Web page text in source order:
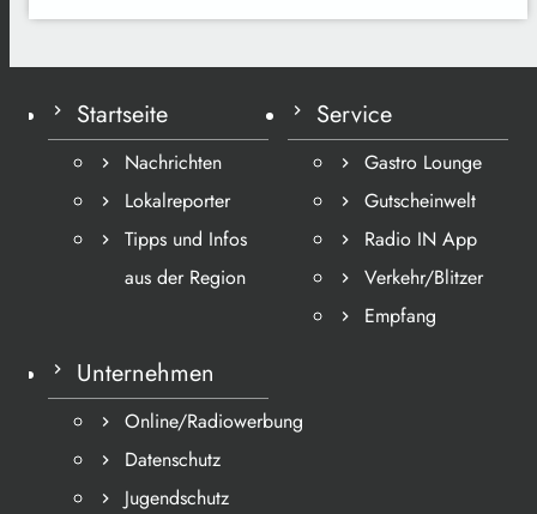
Startseite
Nachrichten
Lokalreporter
Tipps und Infos
aus der Region
Service
Gastro Lounge
Gutscheinwelt
Radio IN App
Verkehr/Blitzer
Empfang
Unternehmen
Online/Radiowerbung
Datenschutz
Jugendschutz